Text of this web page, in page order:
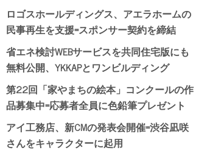
ロゴスホールディングス、アエラホームの
民事再生を支援=スポンサー契約を締結
省エネ検討WEBサービスを共同住宅版にも
無料公開、YKKAPとワンビルディング
第22回「家やまちの絵本」コンクールの作
品募集中=応募者全員に色鉛筆プレゼント
アイ工務店、新CMの発表会開催=渋谷凪咲
さんをキャラクターに起用